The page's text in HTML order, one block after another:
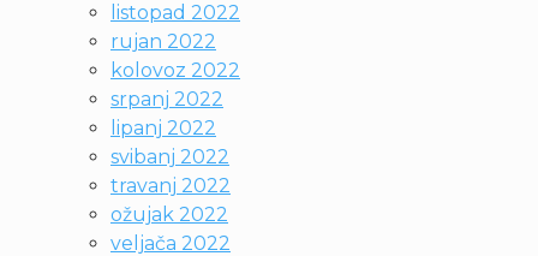
listopad 2022
rujan 2022
kolovoz 2022
srpanj 2022
lipanj 2022
svibanj 2022
travanj 2022
ožujak 2022
veljača 2022